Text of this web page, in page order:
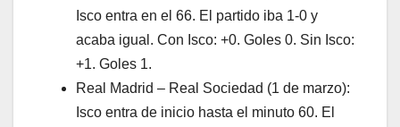
Isco entra en el 66. El partido iba 1-0 y
acaba igual. Con Isco: +0. Goles 0. Sin Isco:
+1. Goles 1.
Real Madrid – Real Sociedad (1 de marzo):
Isco entra de inicio hasta el minuto 60. El